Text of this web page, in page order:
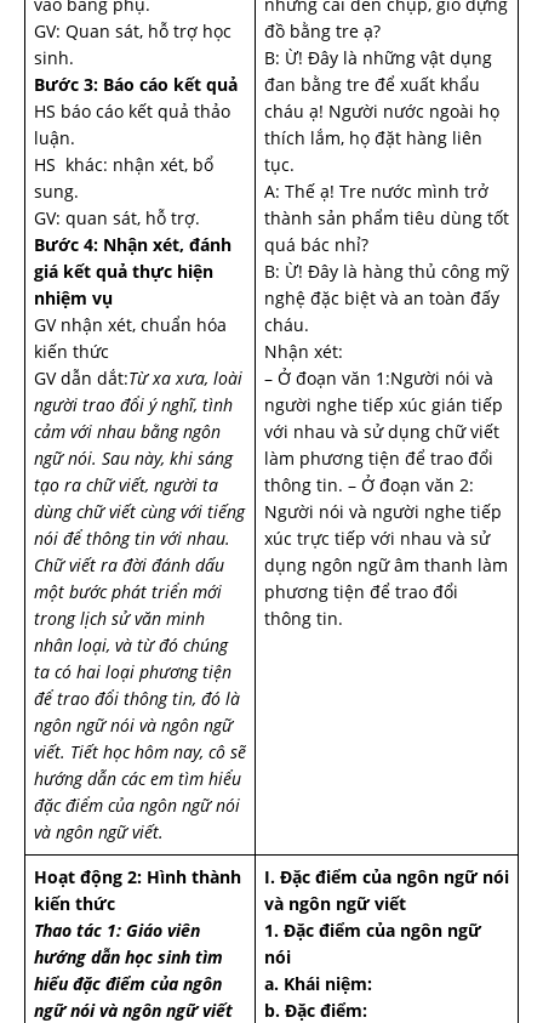
GV: Quan sát, hỗ trợ học
sinh.
Bước 3: Báo cáo kết quả
HS báo cáo kết quả thảo
luận.
HS khác: nhận xét, bổ
sung.
GV: quan sát, hỗ trợ.
Bước 4: Nhận xét, đánh
giá kết quả thực hiện
nhiệm vụ
GV nhận xét, chuẩn hóa
kiến thức
GV dẫn dắt:Từ xa xưa, loài
người trao đổi ‎ý nghĩ, tình
cảm với nhau bằng ngôn
ngữ nói. Sau này, khi sáng
tạo ra chữ viết, người ta
dùng chữ viết cùng với tiếng
nói để thông tin với nhau.
Chữ viết ra đời đánh dấu
một bước phát triển mới
trong lịch sử văn minh
nhân loại, và từ đó chúng
ta có hai loại phương tiện
để trao đổi thông tin, đó là
ngôn ngữ nói và ngôn ngữ
viết. Tiết học hôm nay, cô sẽ
hướng dẫn các em tìm hiểu
đặc điểm của ngôn ngữ nói
và ngôn ngữ viết.
đồ bằng tre ạ?
B: Ừ! Đây là những vật dụng
đan bằng tre để xuất khẩu
cháu ạ! Người nước ngoài họ
thích lắm, họ đặt hàng liên
tục.
A: Thế ạ! Tre nước mình trở
thành sản phẩm tiêu dùng tốt
quá bác nhỉ?
B: Ừ! Đây là hàng thủ công mỹ
nghệ đặc biệt và an toàn đấy
cháu.
Nhận xét:
– Ở đoạn văn 1:Người nói và
người nghe tiếp xúc gián tiếp
với nhau và sử dụng chữ viết
làm phương tiện để trao đổi
thông tin. – Ở đoạn văn 2:
Người nói và người nghe tiếp
xúc trực tiếp với nhau và sử
dụng ngôn ngữ âm thanh làm
phương tiện để trao đổi
thông tin.
Hoạt động 2: Hình thành
kiến thức
Thao tác 1: Giáo viên
hướng dẫn học sinh tìm
hiểu đặc điểm của ngôn
ngữ nói và ngôn ngữ viết
I. Đặc điểm của ngôn ngữ nói
và ngôn ngữ viết
1. Đặc điểm của ngôn ngữ
nói
a. Khái niệm:
b. Đặc điểm: